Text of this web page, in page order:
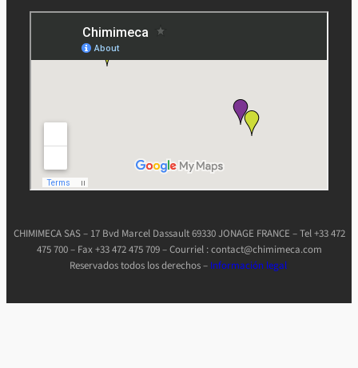
CHIMIMECA SAS – 17 Bvd Marcel Dassault 69330 JONAGE FRANCE – Tel +33 472
475 700 – Fax +33 472 475 709 – Courriel : contact@chimimeca.com
Reservados todos los derechos – Información legal